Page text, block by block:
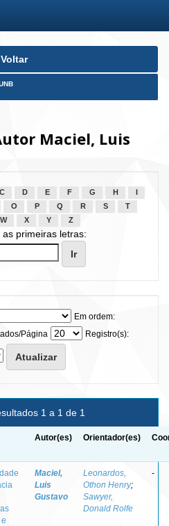
Voltar
Maciel, Luis
C D E F G H
O P Q R S
T
W X Y Z
primeiras letras:
Em ordem:
Página
Registro(s):
1 a 1 de 1
Autor(es) Orientador(es)
Maciel,
Luis
Gustavo
Leonardos,
Othon Henry;
Sawyer,
Donald Rolfe
-